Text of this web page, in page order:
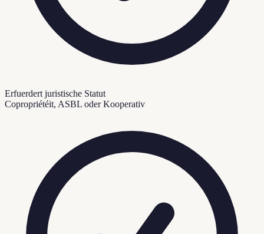
Erfuerdert juristische Statut
Copropriétéit, ASBL oder Kooperativ